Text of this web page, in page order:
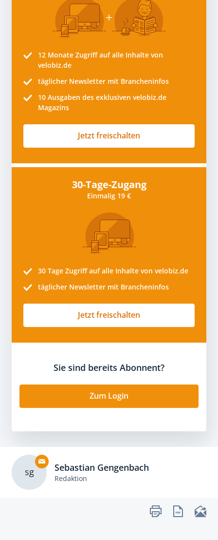
12 Monate Zugriff auf alle Inhalte von
velobiz.de
täglicher Newsletter mit Brancheninfos
10 Ausgaben des exklusiven velobiz.de
Magazins
Jetzt freischalten
30-Tage-Zugang
Einmalig 19 €
30 Tage Zugriff auf alle Inhalte von velobiz.de
täglicher Newsletter mit Brancheninfos
Jetzt freischalten
Sie sind bereits Abonnent?
Zum Login
sg Sebastian Gengenbach
Redaktion